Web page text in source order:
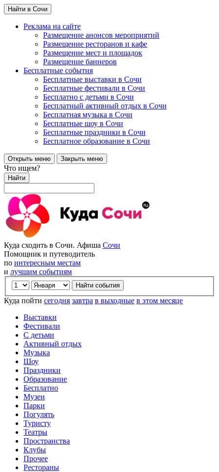
Найти в Сочи
Реклама на сайте
Размещение анонсов мероприятий
Размещение ресторанов и кафе
Размещение мест и площадок
Размещение баннеров
Бесплатные события
Бесплатные выставки в Сочи
Бесплатные фестивали в Сочи
Бесплатно с детьми в Сочи
Бесплатный активный отдых в Сочи
Бесплатная музыка в Сочи
Бесплатные шоу в Сочи
Бесплатные праздники в Сочи
Бесплатное образование в Сочи
Открыть меню Закрыть меню
Что ищем?
Найти
Куда сходить в Сочи. Афиша Сочи
Помощник и путеводитель
по интересным местам
и лучшим событиям
Куда пойти сегодня завтра в выходные в этом месяце
Выставки
Фестивали
С детьми
Активный отдых
Музыка
Шоу
Праздники
Образование
Бесплатно
Музеи
Парки
Погулять
Туристу
Театры
Пространства
Клубы
Прочее
Рестораны